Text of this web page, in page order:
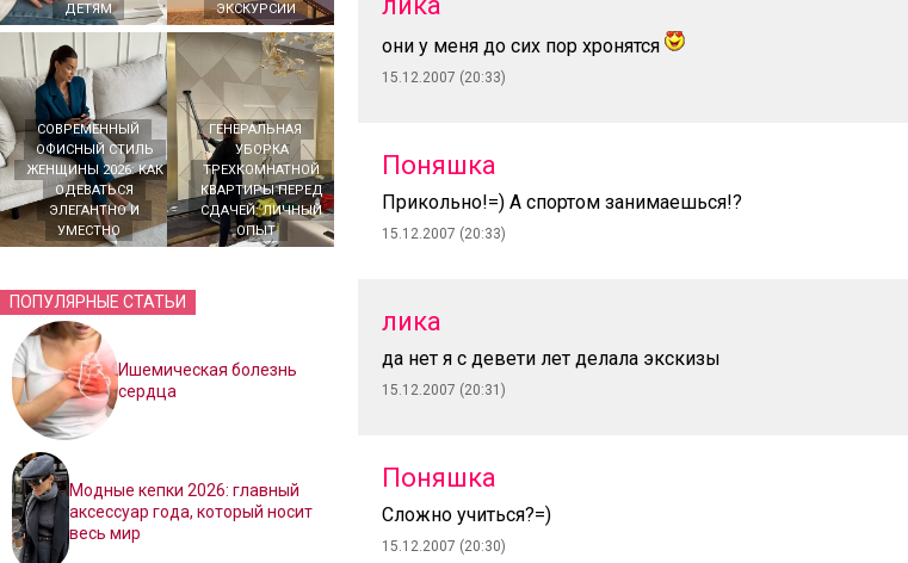
ДЕТЯМ
ЭКСКУРСИИ
СОВРЕМЕННЫЙ
ОФИСНЫЙ СТИЛЬ
ЖЕНЩИНЫ 2026: КАК
ОДЕВАТЬСЯ
ЭЛЕГАНТНО И
УМЕСТНО
ГЕНЕРАЛЬНАЯ
УБОРКА
ТРЕХКОМНАТНОЙ
КВАРТИРЫ ПЕРЕД
СДАЧЕЙ: ЛИЧНЫЙ
ОПЫТ
ПОПУЛЯРНЫЕ СТАТЬИ
Ишемическая болезнь
сердца
Модные кепки 2026: главный
аксессуар года, который носит
весь мир
они у меня до сих пор хронятся
15.12.2007 (20:33)
Поняшка
Прикольно!=) А спортом занимаешься!?
15.12.2007 (20:33)
лика
да нет я с девети лет делала экскизы
15.12.2007 (20:31)
Поняшка
Сложно учиться?=)
15.12.2007 (20:30)